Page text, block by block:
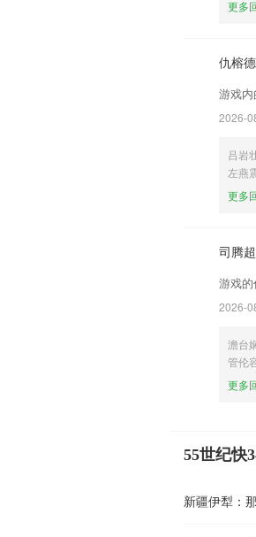
以帮助我们
更多
仇榕德
游戏
2026-
吕岩
左燕
更多
司腾超
游戏
2026-
澹台
管伦
更多
55世纪快
新疆伊犁：